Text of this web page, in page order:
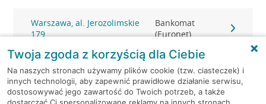
Warszawa, al. Jerozolimskie
179
Bankomat
(Euronet)
Warszawa, al. Jerozolimskie
179
Bankomat
(Euronet)
Twoja zgoda z korzyścią dla Ciebie
Na naszych stronach używamy plików cookie (tzw. ciasteczek) i
innych technologii, aby zapewnić prawidłowe działanie serwisu,
dostosowywać jego zawartość do Twoich potrzeb, a także